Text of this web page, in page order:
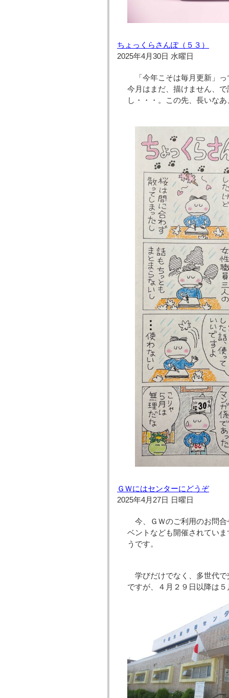
ちょっくらさんぽ（５３）
2025年4月30日 水曜日
「今年こそは毎月更新」
今月はまだ、描けません、
し・・・。この先、長いな
ＧＷにはセンターにどうぞ
2025年4月27日 日曜日
今、ＧＷのご利用のお問
ベントなども開催されてい
うです。
学びだけでなく、多世代
ですが、４月２９日以降は